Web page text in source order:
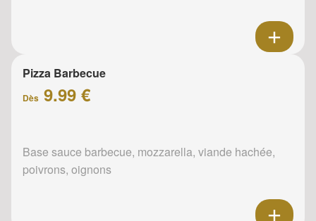
Pizza Barbecue
Dès 9.99 €
Base sauce barbecue, mozzarella, viande hachée,
poivrons, oignons